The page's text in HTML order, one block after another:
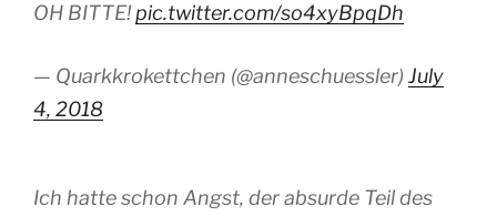
OH BITTE!pic.twitter.com/so4xyBpqDh
— Quarkkrokettchen (@anneschuessler) July
4, 2018
Ich hatte schon Angst, der absurde Teil des